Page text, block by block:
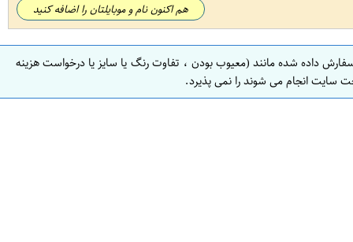
هم اکنون نام و موبایلتان را اضافه کنید
داده شده مانند (معیوب بودن ، تفاوت رنگ یا سایز یا درخواست هزینه
سایت انجام می شوند را نمی پذیرد.